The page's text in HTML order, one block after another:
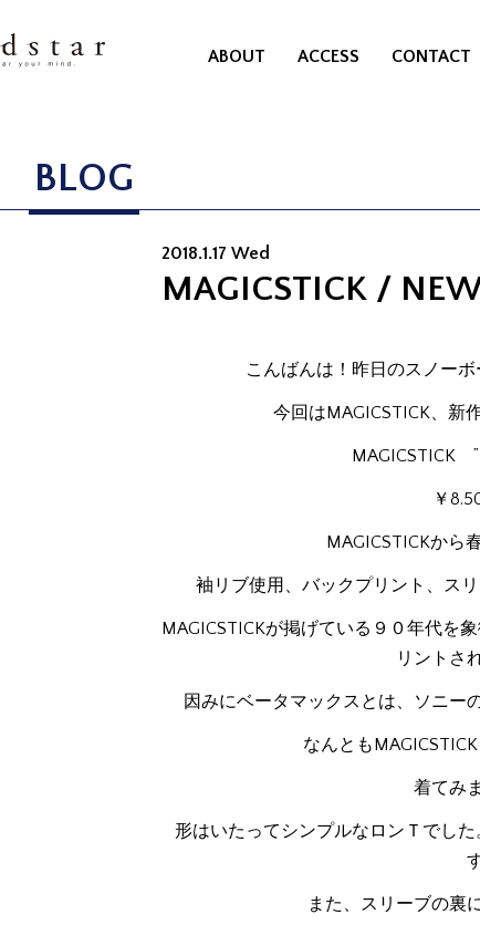
ABOUT ACCESS CONTACT
BLOG
2018.1.17 Wed
MAGICSTICK /
こんばんは！昨日のスノー
今回はMAGICSTICK、新
MAGICSTICK
￥
MAGICSTICKから
袖リブ使用、バックプリント、ス
MAGICSTICKが掲げている９０年代を
リントさ
因みにベータマックスとは、ソニー
なんとも
着てみ
形はいたってシンプルなロンＴでし
また、スリーブの裏